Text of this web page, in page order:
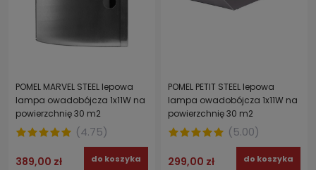
POMEL MARVEL STEEL lepowa
lampa owadobójcza 1x11W na
powierzchnię 30 m2
(4.75)
389,00 zł do koszyka
POMEL PETIT STEEL lepowa
lampa owadobójcza 1x11W na
powierzchnię 30 m2
(5.00)
299,00 zł do koszyka